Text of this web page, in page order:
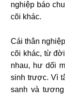
nghiệp báo
cõi khác.
Cái thân
cõi khác, từ
nhau, hư dối
sinh trược. Vì
sanh và